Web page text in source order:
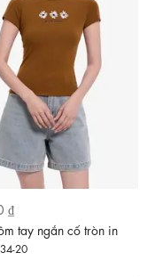
₫
tay ngắn cố tròn in
20